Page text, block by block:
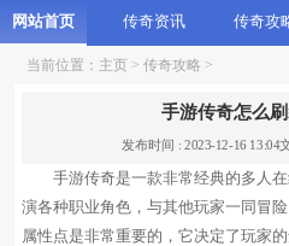
网站首页 传奇资讯 传奇攻
当前位置： 主页 > 传奇攻略 >
手游传奇怎么
发布时间 : 2023-12-16 13:04
手游传奇是一款非常经典的多人
演各种职业角色，与其他玩家一同冒
属性点是非常重要的，它决定了玩家